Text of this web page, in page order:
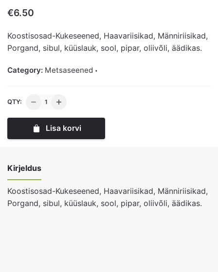
€6.50
Koostisosad-Kukeseened, Haavariisikad, Männiriisikad,
Porgand, sibul, küüslauk, sool, pipar, oliivõli, äädikas.
Category: Metsaseened
QTY:
Seene
0.33mlLisa korvi
Kirjeldus
Koostisosad-Kukeseened, Haavariisikad, Männiriisikad,
Porgand, sibul, küüslauk, sool, pipar, oliivõli, äädikas.